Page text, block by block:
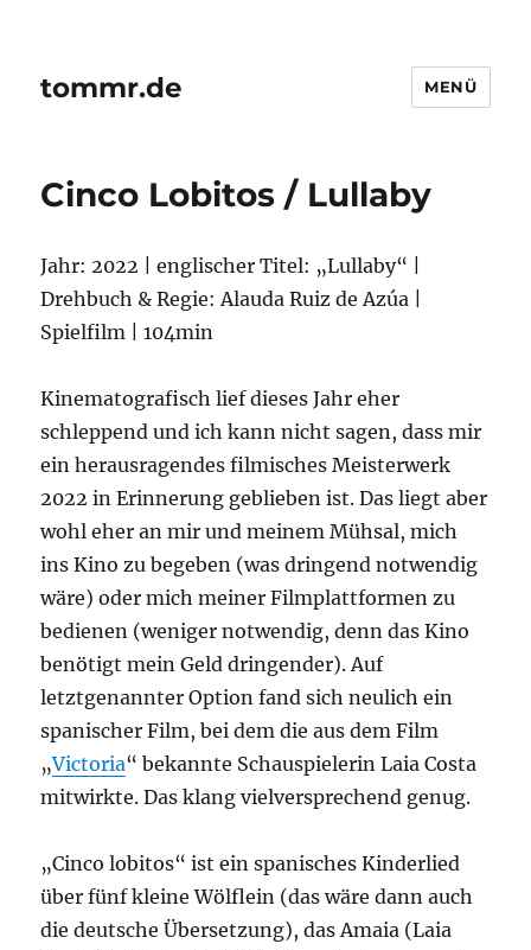
tommr.de MENÜ
Cinco Lobitos / Lullaby
Jahr: 2022 | englischer Titel: „Lullaby“ |
Drehbuch & Regie: Alauda Ruiz de Azúa |
Spielfilm | 104min
Kinematografisch lief dieses Jahr eher
schleppend und ich kann nicht sagen, dass mir
ein herausragendes filmisches Meisterwerk
2022 in Erinnerung geblieben ist. Das liegt aber
wohl eher an mir und meinem Mühsal, mich
ins Kino zu begeben (was dringend notwendig
wäre) oder mich meiner Filmplattformen zu
bedienen (weniger notwendig, denn das Kino
benötigt mein Geld dringender). Auf
letztgenannter Option fand sich neulich ein
spanischer Film, bei dem die aus dem Film
„Victoria“ bekannte Schauspielerin Laia Costa
mitwirkte. Das klang vielversprechend genug.
„Cinco lobitos“ ist ein spanisches Kinderlied
über fünf kleine Wölflein (das wäre dann auch
die deutsche Übersetzung), das Amaia (Laia